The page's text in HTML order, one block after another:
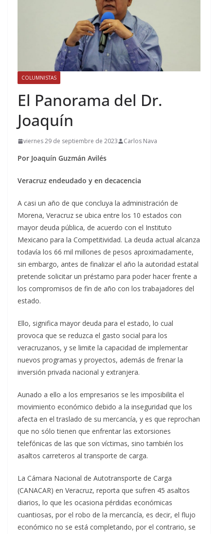
COLUMNISTAS
El Panorama del Dr.
Joaquín
viernes 29 de septiembre de 2023 Carlos Nava
Por Joaquín Guzmán Avilés
Veracruz endeudado y en decacencia
A casi un año de que concluya la administración de
Morena, Veracruz se ubica entre los 10 estados con
mayor deuda pública, de acuerdo con el Instituto
Mexicano para la Competitividad. La deuda actual alcanza
todavía los 66 mil millones de pesos aproximadamente,
sin embargo, antes de finalizar el año la autoridad estatal
pretende solicitar un préstamo para poder hacer frente a
los compromisos de fin de año con los trabajadores del
estado.
Ello, significa mayor deuda para el estado, lo cual
provoca que se reduzca el gasto social para los
veracruzanos, y se limite la capacidad de implementar
nuevos programas y proyectos, además de frenar la
inversión privada nacional y extranjera.
Aunado a ello a los empresarios se les imposibilita el
movimiento económico debido a la inseguridad que los
afecta en el traslado de su mercancía, y es que reprochan
que no sólo tienen que enfrentar las extorsiones
telefónicas de las que son víctimas, sino también los
asaltos carreteros al transporte de carga.
La Cámara Nacional de Autotransporte de Carga
(CANACAR) en Veracruz, reporta que sufren 45 asaltos
diarios, lo que les ocasiona pérdidas económicas
cuantiosas, por el robo de la mercancía, es decir, el flujo
económico no se está completando, por el contrario, se